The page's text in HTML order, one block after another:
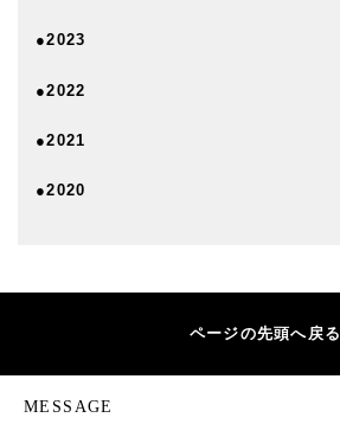
●2023
●2022
●2021
●2020
ページの先頭へ戻る
MESSAGE